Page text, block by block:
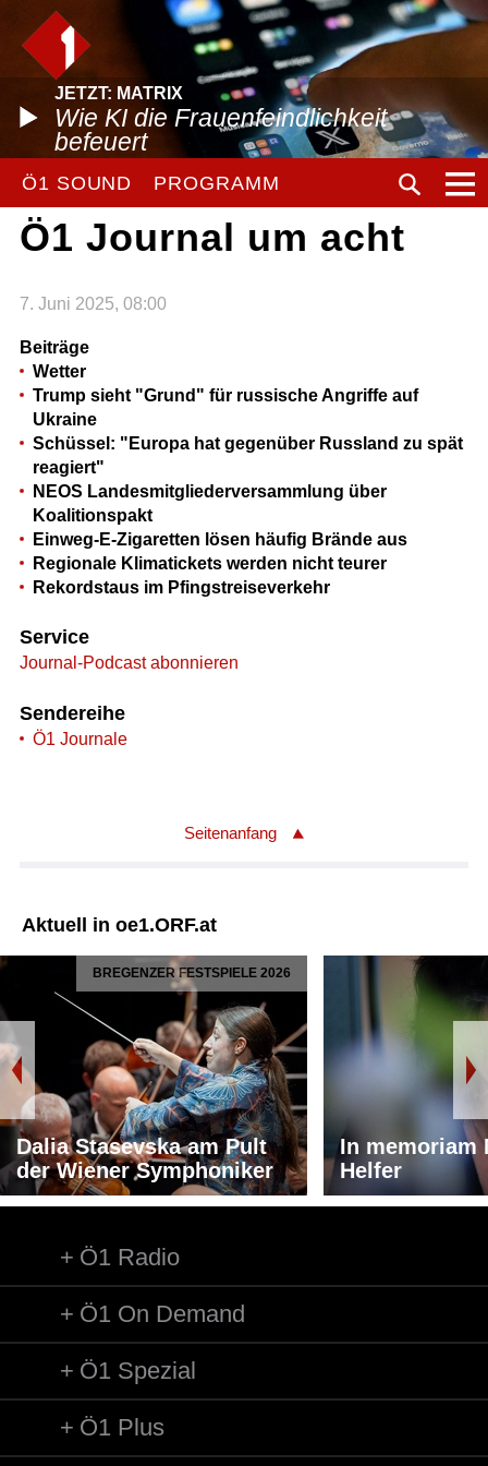
JETZT: MATRIX
Wie KI die Frauenfeindlichkeit
befeuert
Ö1 SOUND PROGRAMM
Ö1 Journal um acht
7. Juni 2025, 08:00
Beiträge
Wetter
Trump sieht "Grund" für russische Angriffe auf
Ukraine
Schüssel: "Europa hat gegenüber Russland zu spät
reagiert"
NEOS Landesmitgliederversammlung über
Koalitionspakt
Einweg-E-Zigaretten lösen häufig Brände aus
Regionale Klimatickets werden nicht teurer
Rekordstaus im Pfingstreiseverkehr
Service
Journal-Podcast abonnieren
Sendereihe
Ö1 Journale
Seitenanfang
Aktuell in oe1.ORF.at
BREGENZER FESTSPIELE 2026
Dalia Stasevska am Pult
der Wiener Symphoniker
In memoriam
Helfer
Ö1 Radio
Ö1 On Demand
Ö1 Spezial
Ö1 Plus